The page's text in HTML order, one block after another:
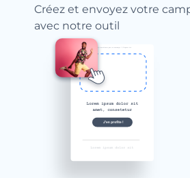
Créez et envoyez votre
avec notre outil